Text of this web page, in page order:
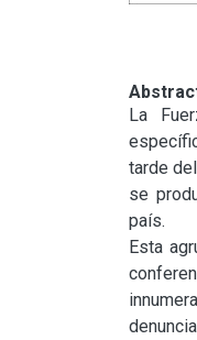
La
tarde
se
país.
Esta